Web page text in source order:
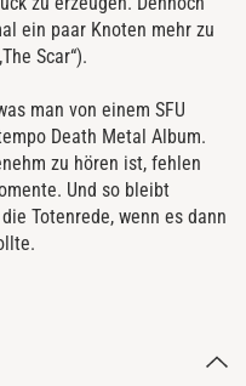
ein paar Knoten mehr zu
Scar“).
man von einem SFU
Death Metal Album.
zu hören ist, fehlen
Und so bleibt
Totenrede, wenn es dann